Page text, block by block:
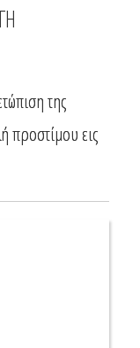
της
προστίμου εις